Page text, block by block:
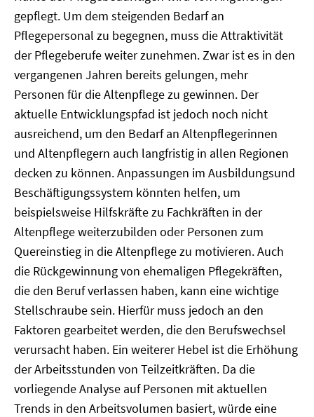
gepflegt. Um dem steigenden Bedarf an
Pflegepersonal zu begegnen, muss die Attraktivität
der Pflegeberufe weiter zunehmen. Zwar ist es in den
vergangenen Jahren bereits gelungen, mehr
Personen für die Altenpflege zu gewinnen. Der
aktuelle Entwicklungspfad ist jedoch noch nicht
ausreichend, um den Bedarf an Altenpflegerinnen
und Altenpflegern auch langfristig in allen Regionen
decken zu können. Anpassungen im Ausbildungsund
Beschäftigungssystem könnten helfen, um
beispielsweise Hilfskräfte zu Fachkräften in der
Altenpflege weiterzubilden oder Personen zum
Quereinstieg in die Altenpflege zu motivieren. Auch
die Rückgewinnung von ehemaligen Pflegekräften,
die den Beruf verlassen haben, kann eine wichtige
Stellschraube sein. Hierfür muss jedoch an den
Faktoren gearbeitet werden, die den Berufswechsel
verursacht haben. Ein weiterer Hebel ist die Erhöhung
der Arbeitsstunden von Teilzeitkräften. Da die
vorliegende Analyse auf Personen mit aktuellen
Trends in den Arbeitsvolumen basiert, würde eine